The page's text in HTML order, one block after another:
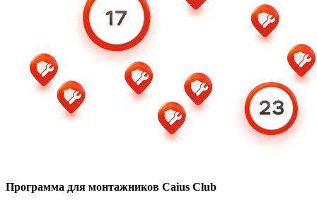
Программа для монтажников Caius Club